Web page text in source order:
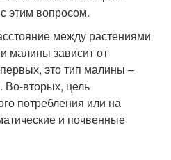
этим вопросом.
между растениями
малины зависит от
это тип малины –
Во-вторых, цель
потребления или на
и почвенные